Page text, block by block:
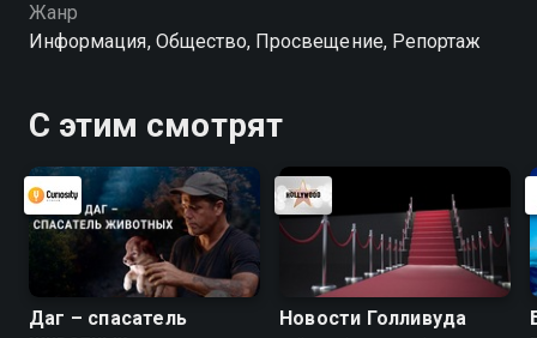
Жанр
Информация, Общество, Просвещение, Репортаж
С этим смотрят
Даг – спасатель
Новости Голливуда